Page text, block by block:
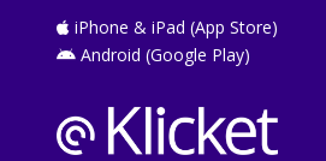
iPhone & iPad (App Store)
Android (Google Play)